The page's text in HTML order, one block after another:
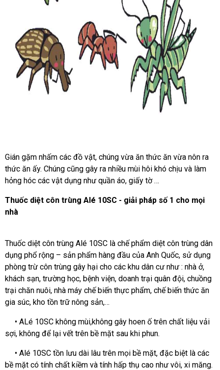
Gián gặm nhấm các đồ vật, chúng vừa ăn thức ăn vừa nôn ra
thức ăn ấy. Chúng cũng gây ra nhiều mùi hôi khó chịu và làm
hỏng hóc các vật dụng như quần áo, giấy tờ …
Thuốc diệt côn trùng Alé 10SC - giải pháp số 1 cho mọi
nhà
Thuốc diệt côn trùng Alé 10SC là chế phẩm diệt côn trùng dân
dụng phổ rộng – sản phẩm hàng đầu của Anh Quốc, sử dụng
phòng trừ côn trùng gây hại cho các khu dân cư như : nhà ở,
khách sạn, trường học, bệnh viện, doanh trại quân đội, chuồng
trại chăn nuôi, nhà máy chế biến thực phẩm, chế biến thức ăn
gia súc, kho tồn trữ nông sản,…
• ALé 10SC không mùi,không gây hoen ố trên chất liệu vải
sợi, không để lại vết trên bề mặt sau khi phun.
• Alé 10SC tồn lưu dài lâu trên mọi bề mặt, đặc biệt là các
bề mặt có tính chất kiềm và tính hấp thụ cao như vôi, xi măng.